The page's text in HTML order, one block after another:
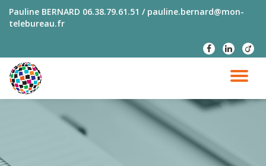
Aller
Pauline BERNARD 06.38.79.61.51 / pauline.bernard@mon-
telebureau.fr
fa-
facebook
fa-
linkedin
fa-
LA